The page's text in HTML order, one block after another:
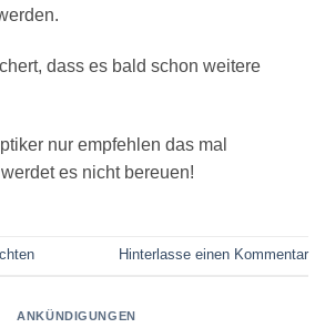
dass es bald schon weitere
nur empfehlen das mal
es nicht bereuen!
Hinterlasse einen Kommentar
ANKÜNDIGUNGEN